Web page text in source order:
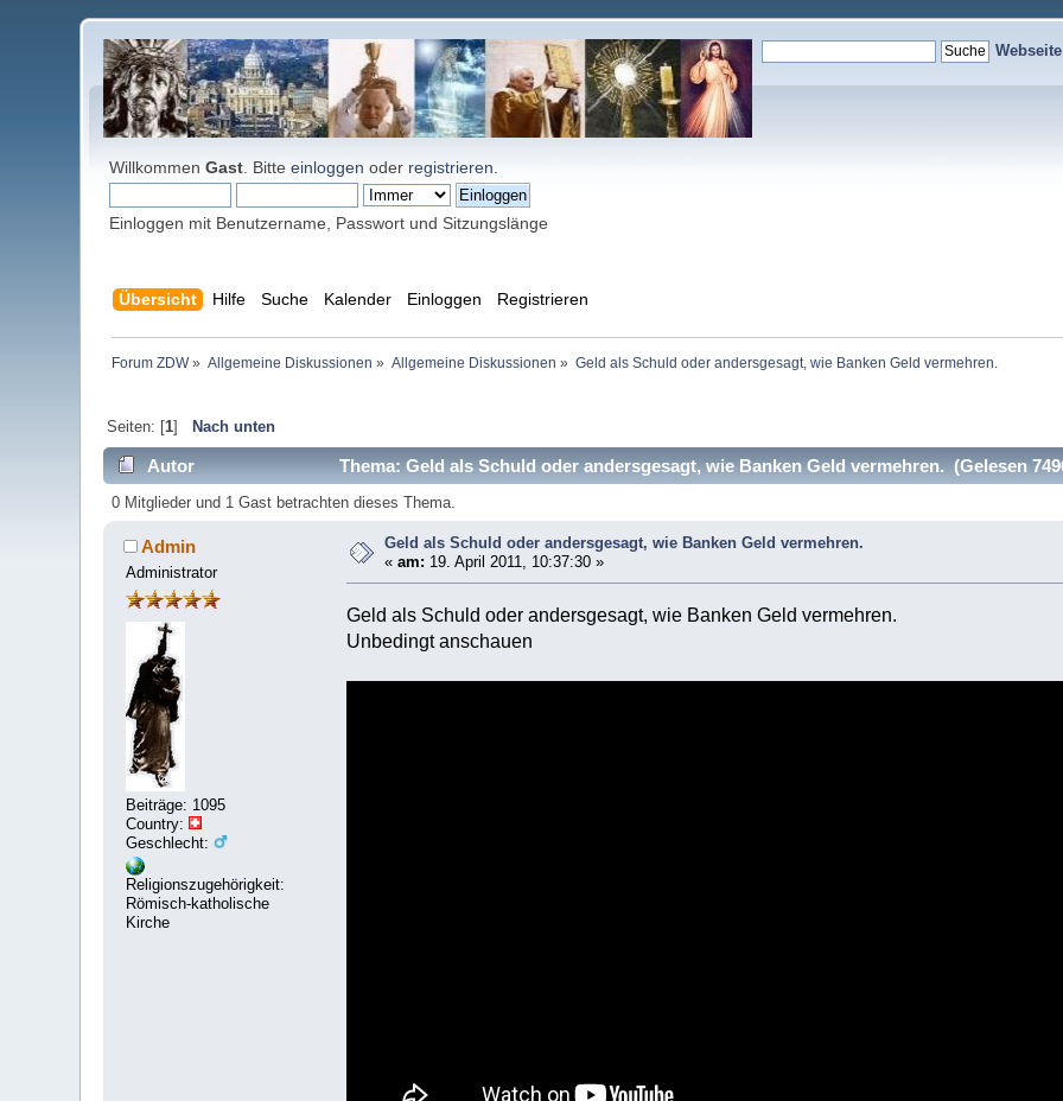
WillkommenGast . Bitteeinloggen oder registrieren
Einloggen mit Benutzername, Passwort und Sitzungslänge
Übersicht Hilfe Suche Kalender Einloggen Registrieren
Forum ZDW» Allgemeine Diskussionen » Allgemeine Diskussionen » Geld als Schuld oder andersgesagt, wie Banken Geld vermehren.
Seiten: [1] Nach unten
Autor Thema: Geld als Schuld oder andersgesagt, wie Banken Geld vermehren. (Gelesen
0 Mitglieder und 1 Gast betrachten dieses Thema.
Admin
Administrator
Beiträge: 1095
Country:
Geschlecht:
Religionszugehörigkeit:
Römisch-katholische
Kirche
Geld als Schuld oder andersgesagt, wie Banken Geld vermehren.
«am: 19. April 2011, 10:37:30 »
Geld als Schuld oder andersgesagt, wie Banken Geld vermehren.
Unbedingt anschauen